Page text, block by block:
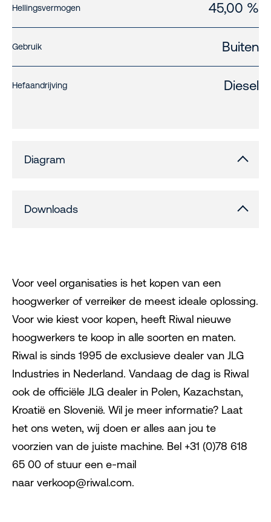
Hellingsvermogen 45,00 %
Gebruik Buiten
Hefaandrijving Diesel
Diagram
Downloads
Voor veel organisaties is het kopen van een
hoogwerker of verreiker de meest ideale oplossing.
Voor wie kiest voor kopen, heeft Riwal nieuwe
hoogwerkers te koop in alle soorten en maten.
Riwal is sinds 1995 de exclusieve dealer van JLG
Industries in Nederland. Vandaag de dag is Riwal
ook de officiële JLG dealer in Polen, Kazachstan,
Kroatië en Slovenië. Wil je meer informatie? Laat
het ons weten, wij doen er alles aan jou te
voorzien van de juiste machine. Bel +31 (0)78 618
65 00 of stuur een e-mail
naar verkoop@riwal.com.